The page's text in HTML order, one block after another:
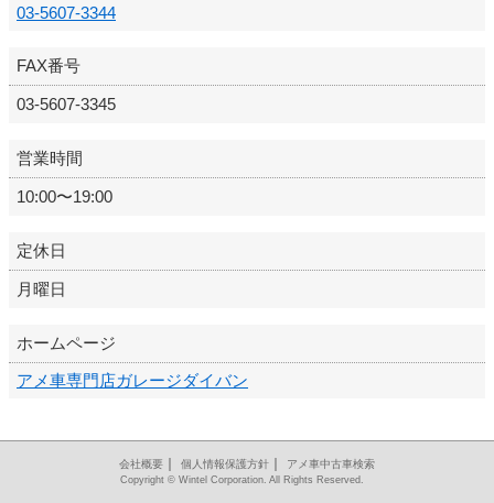
03-5607-3344
FAX番号
03-5607-3345
営業時間
10:00〜19:00
定休日
月曜日
ホームページ
アメ車専門店ガレージダイバン
会社概要 個人情報保護方針 アメ車中古車検索
Copyright © Wintel Corporation. All Rights Reserved.